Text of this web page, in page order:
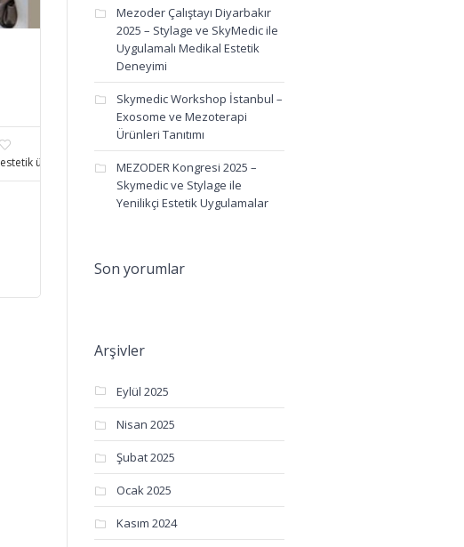
estetik ürün tanıtımı,Flap Tur,Granada Luxury Belek
Mezoder Çalıştayı Diyarbakır
2025 – Stylage ve SkyMedic ile
Uygulamalı Medikal Estetik
Deneyimi
Skymedic Workshop İstanbul –
Exosome ve Mezoterapi
Ürünleri Tanıtımı
MEZODER Kongresi 2025 –
Skymedic ve Stylage ile
Yenilikçi Estetik Uygulamalar
Son yorumlar
Arşivler
Eylül 2025
Nisan 2025
Şubat 2025
Ocak 2025
Kasım 2024